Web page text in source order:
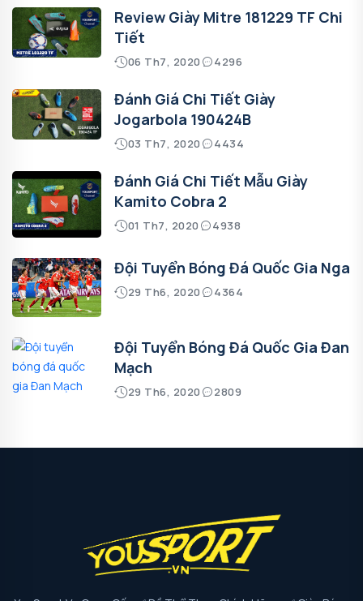
Review Giày Mitre 181229 TF Chi
Tiết
06 Th7, 2020 4296
Đánh Giá Chi Tiết Giày
Jogarbola 190424B
03 Th7, 2020 4434
Đánh Giá Chi Tiết Mẫu Giày
Kamito Cobra 2
01 Th7, 2020 4938
Đội Tuyển Bóng Đá Quốc Gia Nga
29 Th6, 2020 4364
Đội Tuyển Bóng Đá Quốc Gia Đan
Mạch
29 Th6, 2020 2809